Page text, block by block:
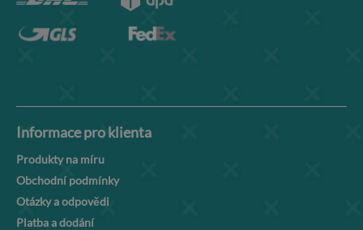
Informace pro klienta
Produkty na míru
Obchodní podmínky
Otázky a odpovědi
Platba a dodání